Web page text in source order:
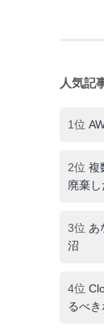
人気記
1位
2位 複
廃棄
3位 あ
沼
4位
るべき